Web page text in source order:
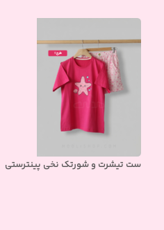
ست تیشرت و شورتک نخی پینترستی